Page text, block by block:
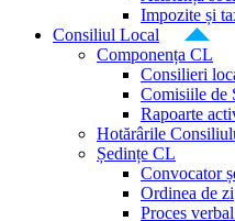
Impozite și
Consiliul Local
Componența CL
Consilieri
Comisiile de
Rapoarte
Hotărârile
Ședințe CL
Convocator
Ordinea de zi
Proces